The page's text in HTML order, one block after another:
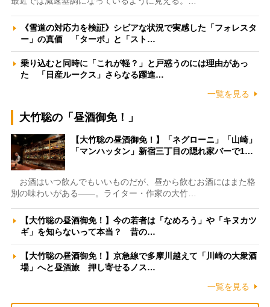
《雪道の対応力を検証》シビアな状況で実感した「フォレスタ
ー」の真価 「ターボ」と「スト…
乗り込むと同時に「これが軽？」と戸惑うのには理由があっ
た 「日産ルークス」さらなる躍進…
一覧を見る
大竹聡の「昼酒御免！」
【大竹聡の昼酒御免！】「ネグローニ」「山崎」
「マンハッタン」新宿三丁目の隠れ家バーで1…
お酒はいつ飲んでもいいものだが、昼から飲むお酒にはまた格
別の味わいがある――。ライター・作家の大竹…
【大竹聡の昼酒御免！】今の若者は「なめろう」や「キヌカツ
ギ」を知らないって本当？ 昔の…
【大竹聡の昼酒御免！】京急線で多摩川越えて「川崎の大衆酒
場」へと昼酒旅 押し寄せるノス…
一覧を見る